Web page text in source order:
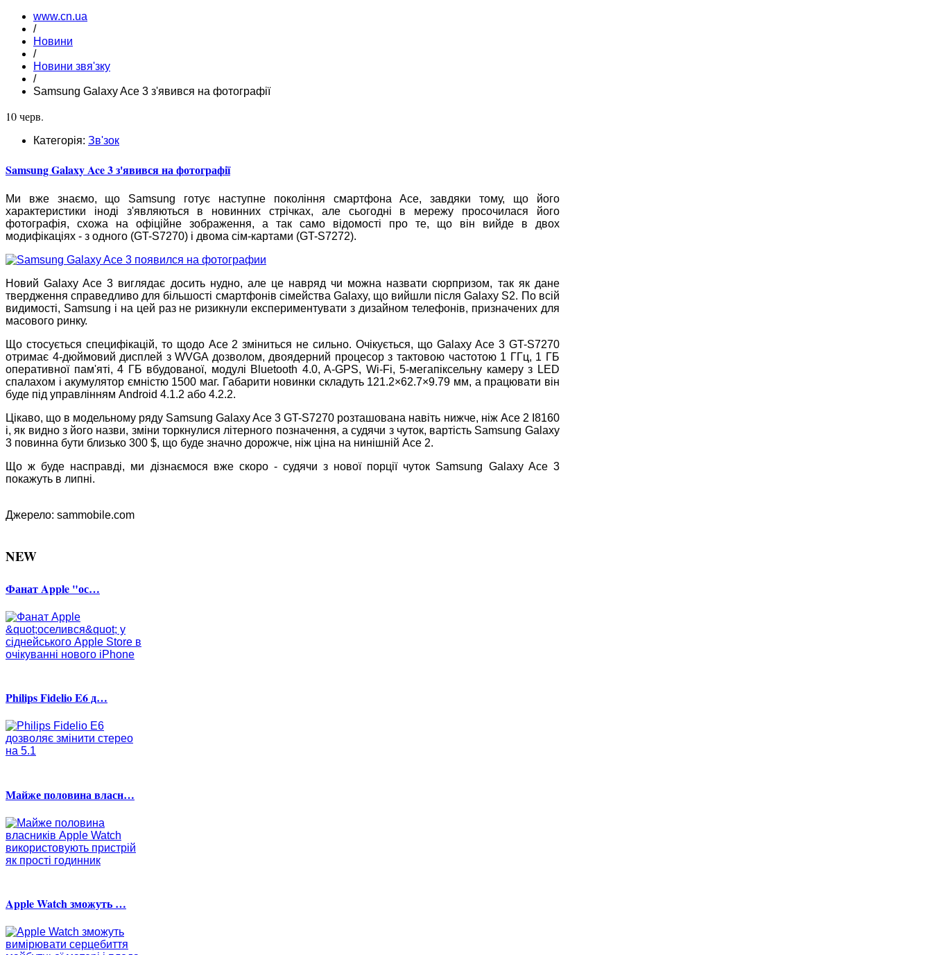
www.cn.ua
/
Новини
/
Новини звя'зку
/
Samsung Galaxy Ace 3 з'явився на фотографії
10 черв.
Категорія: Зв'зок
Samsung Galaxy Ace 3 з'явився на фотографії
Ми вже знаємо, що Samsung готує наступне покоління смартфона Ace, завдяки тому, що його
характеристики іноді з'являються в новинних стрічках, але сьогодні в мережу просочилася його
фотографія, схожа на офіційне зображення, а так само відомості про те, що він вийде в двох
модифікаціях - з одного (GT-S7270) і двома сім-картами (GT-S7272).
Новий Galaxy Ace 3 виглядає досить нудно, але це навряд чи можна назвати сюрпризом, так як дане
твердження справедливо для більшості смартфонів сімейства Galaxy, що вийшли після Galaxy S2. По всій
видимості, Samsung і на цей раз не ризикнули експериментувати з дизайном телефонів, призначених для
масового ринку.
Що стосується специфікацій, то щодо Ace 2 зміниться не сильно. Очікується, що Galaxy Ace 3 GT-S7270
отримає 4-дюймовий дисплей з WVGA дозволом, двоядерний процесор з тактовою частотою 1 ГГц, 1 ГБ
оперативної пам'яті, 4 ГБ вбудованої, модулі Bluetooth 4.0, A-GPS, Wi-Fi, 5-мегапіксельну камеру з LED
спалахом і акумулятор ємністю 1500 маг. Габарити новинки складуть 121.2×62.7×9.79 мм, а працювати він
буде під управлінням Android 4.1.2 або 4.2.2.
Цікаво, що в модельному ряду Samsung Galaxy Ace 3 GT-S7270 розташована навіть нижче, ніж Ace 2 I8160
і, як видно з його назви, зміни торкнулися літерного позначення, а судячи з чуток, вартість Samsung Galaxy
3 повинна бути близько 300 $, що буде значно дорожче, ніж ціна на нинішній Ace 2.
Що ж буде насправді, ми дізнаємося вже скоро - судячи з нової порції чуток Samsung Galaxy Ace 3
покажуть в липні.
Джерело: sammobile.com
NEW
Фанат Apple "ос…
Philips Fidelio E6 д…
Майже половина власн…
Apple Watch зможуть …